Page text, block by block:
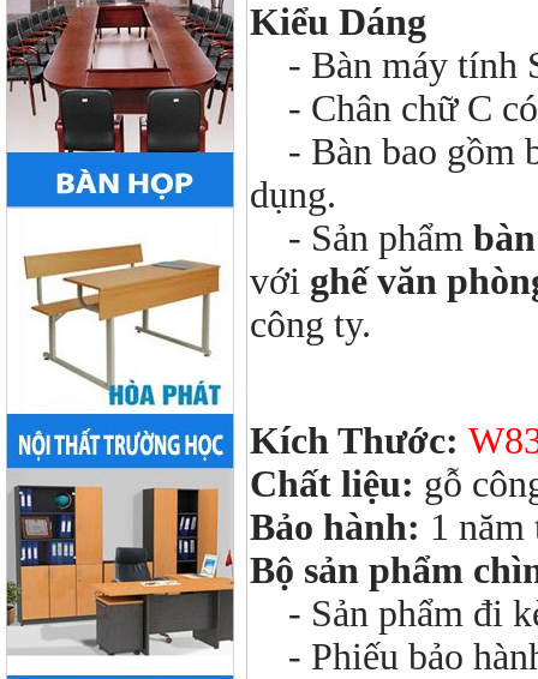
Kiểu Dáng
- Bàn máy tính
- Chân chữ C
- Bàn bao gồm
dụng.
- Sản phẩm
với ghế văn
công ty.
Kích Thước:
Chất liệu: gỗ
Bảo hành: 1 năm
Bộ sản phẩm
- Sản phẩm đi
- Phiếu bảo